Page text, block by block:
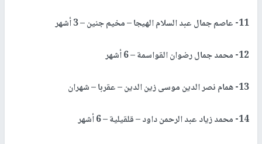
11- عاصم جمال عبد السلام الهيجا – مخيم جنين – 3 أشهر
12- محمد جمال رضوان القواسمة – 6 أشهر
13- همام نصر الدين موسى زين الدين – عقربا – شهران
14- محمد زياد عبد الرحمن داود – قلقيلية – 6 أشهر